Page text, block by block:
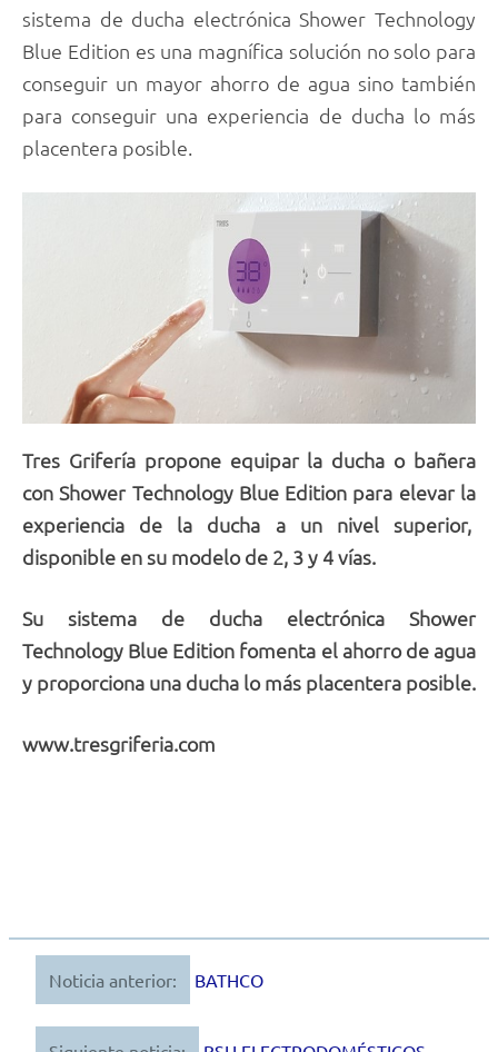
sistema de ducha electrónica Shower Technology
Blue Edition es una magnífica solución no solo para
conseguir un mayor ahorro de agua sino también
para conseguir una experiencia de ducha lo más
placentera posible.
Tres Grifería propone equipar la ducha o bañera
con Shower Technology Blue Edition para elevar la
experiencia de la ducha a un nivel superior,
disponible en su modelo de 2, 3 y 4 vías.
Su sistema de ducha electrónica Shower
Technology Blue Edition fomenta el ahorro de agua
y proporciona una ducha lo más placentera posible.
www.tresgriferia.com
Navegación
de
Noticia anterior: BATHCO